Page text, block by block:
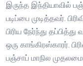
இருந்த இந்தியாவில்
படிப்பை முடித்தவர்.
பிரிய நேர்ந்து
ஒரு காங்கிரஸ்காரர்.
பஞ்சாப் மாநில